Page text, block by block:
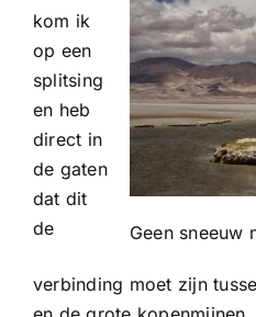
Geen sneeuw
kom ik
op een
splitsing
en heb
direct in
de gaten
dat dit
de
verbinding moet zijn